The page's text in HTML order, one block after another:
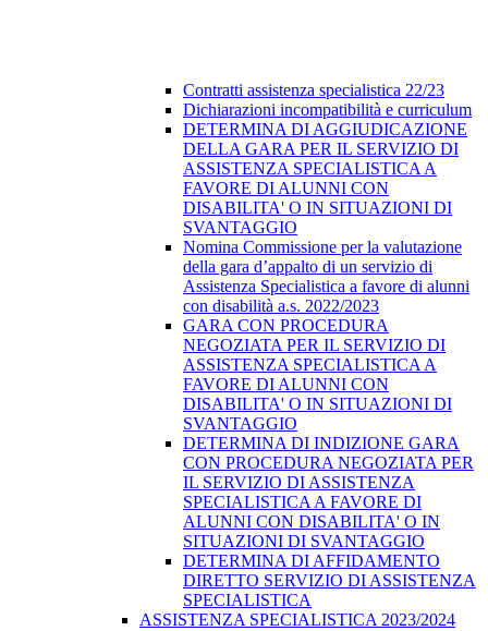
Contratti assistenza specialistica 22/23
Dichiarazioni incompatibilità e curriculum
DETERMINA DI AGGIUDICAZIONE
DELLA GARA PER IL SERVIZIO DI
ASSISTENZA SPECIALISTICA A
FAVORE DI ALUNNI CON
DISABILITA' O IN SITUAZIONI DI
SVANTAGGIO
Nomina Commissione per la valutazione
della gara d’appalto di un servizio di
Assistenza Specialistica a favore di alunni
con disabilità a.s. 2022/2023
GARA CON PROCEDURA
NEGOZIATA PER IL SERVIZIO DI
ASSISTENZA SPECIALISTICA A
FAVORE DI ALUNNI CON
DISABILITA' O IN SITUAZIONI DI
SVANTAGGIO
DETERMINA DI INDIZIONE GARA
CON PROCEDURA NEGOZIATA PER
IL SERVIZIO DI ASSISTENZA
SPECIALISTICA A FAVORE DI
ALUNNI CON DISABILITA' O IN
SITUAZIONI DI SVANTAGGIO
DETERMINA DI AFFIDAMENTO
DIRETTO SERVIZIO DI ASSISTENZA
SPECIALISTICA
ASSISTENZA SPECIALISTICA 2023/2024